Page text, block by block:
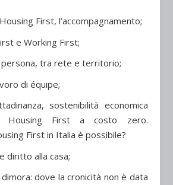
First, l’accompagnamento;
e Working First;
persona, tra rete e territorio;
di équipe;
sostenibilità economica
Housing First a costo zero.
First in Italia è possibile?
diritto alla casa;
dove la cronicità non è data